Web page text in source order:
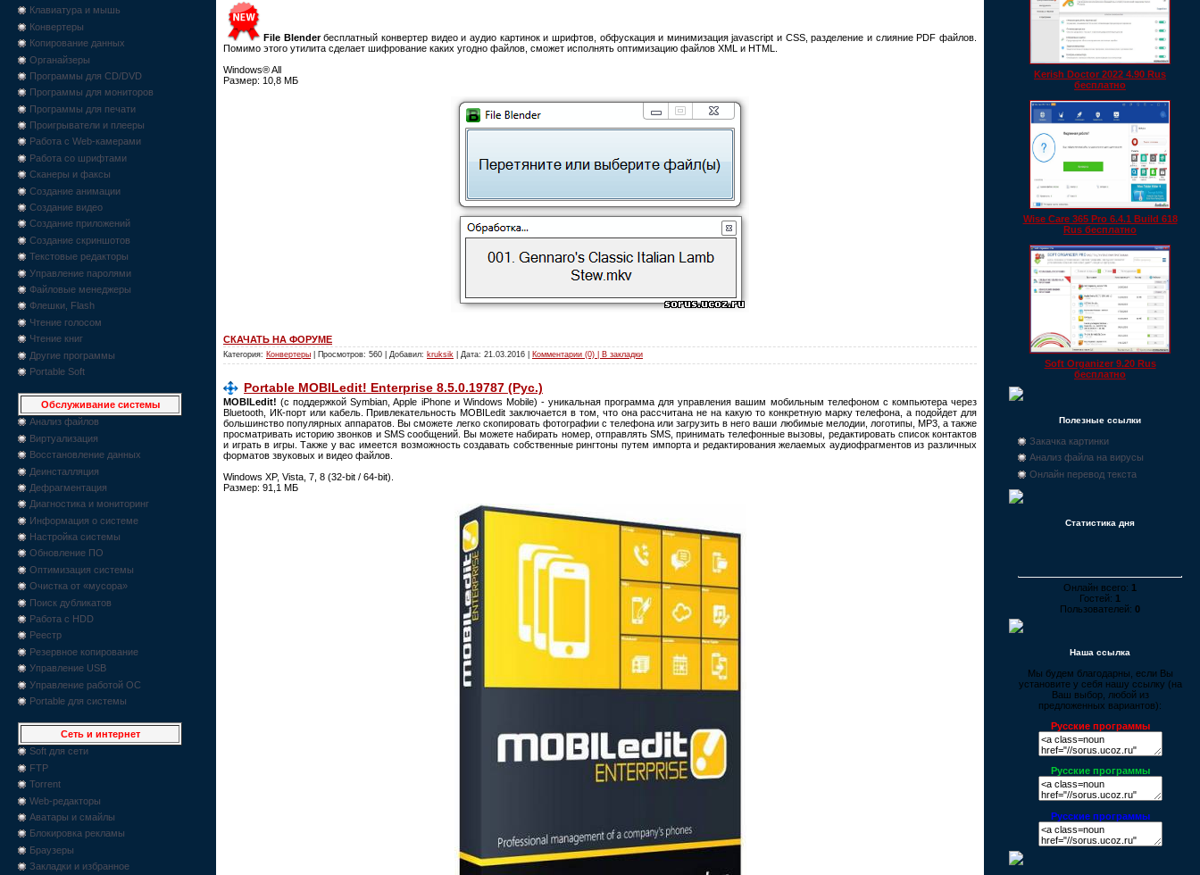
Клавиатура и мышь
Конвертеры
Копирование данных
Органайзеры
Программы для CD/DVD
Программы для мониторов
Программы для печати
Проигрыватели и плееры
Работа с Web-камерами
Работа со шрифтами
Сканеры и факсы
Создание анимации
Создание видео
Создание приложений
Создание скриншотов
Текстовые редакторы
Управление паролями
Файловые менеджеры
Флешки, Flash
Чтение голосом
Чтение книг
Другие программы
Portable Soft
Обслуживание системы
Анализ файлов
Виртуализация
Восстановление данных
Деинсталляция
Дефрагментация
Диагностика и мониторинг
Информация о системе
Настройка системы
Обновление ПО
Оптимизация системы
Очистка от «мусора»
Поиск дубликатов
Работа с HDD
Реестр
Резервное копирование
Управление USB
Управление работой ОС
Portable для системы
Сеть и интернет
Soft для сети
FTP
Torrent
Web-редакторы
Аватары и смайлы
Блокировка рекламы
Браузеры
Закладки и избранное
File Blenderбесплатный конвертер видео и аудио картинок и шрифтов, обфускация и минимизация javascript и CSS, разделение и слияние PDF файлов.
Помимо этого утилита сделает шифрование каких угодно файлов, сможет исполнять оптимизацию файлов XML и HTML.
Windows® All
Размер: 10,8 МБ
СКАЧАТЬ НА ФОРУМЕ
Категория: Конвертеры | Просмотров: 560 | Добавил: kruksik | Дата: 21.03.2016 Комментарии (0) | В закладки
Portable MOBILedit! Enterprise 8.5.0.19787 (Рус.)
MOBILedit! (с поддержкой Symbian, Apple iPhone и Windows Mobile) - уникальная программа для управления вашим мобильным телефоном с компьютера через
Bluetooth, ИК-порт или кабель. Привлекательность MOBILedit заключается в том, что она рассчитана не на какую то конкретную марку телефона, а подойдет для
большинство популярных аппаратов. Вы сможете легко скопировать фотографии с телефона или загрузить в него ваши любимые мелодии, логотипы, MP3, а также
просматривать историю звонков и SMS сообщений. Вы можете набирать номер, отправлять SMS, принимать телефонные вызовы, редактировать список контактов
и играть в игры. Также у вас имеется возможность создавать собственные рингтоны путем импорта и редактирования желаемых аудиофрагментов из различных
форматов звуковых и видео файлов.
Windows XP, Vista, 7, 8 (32-bit / 64-bit).
Размер: 91,1 МБ
Kerish Doctor 2022 4.90 Rus
бесплатно
Wise Care 365 Pro 6.4.1 Build 618
Rus бесплатно
Soft Organizer 9.20 Rus
бесплатно
Полезные ссылки
Закачка картинки
Анализ файла на вирусы
Онлайн перевод текста
Статистика дня
Онлайн всего: 1
Гостей: 1
Пользователей: 0
Наша ссылка
Мы будем благодарны, если Вы
установите у себя нашу ссылку (на
Ваш выбор, любой из
предложенных вариантов):
Русские программы
Русские программы
Русские программы